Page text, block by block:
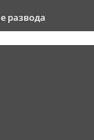
развода